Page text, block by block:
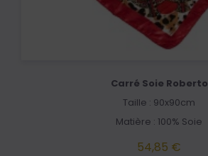
Carré Soie Roberto
Taille : 90x90cm
Matière : 100% Soie
54,85 €